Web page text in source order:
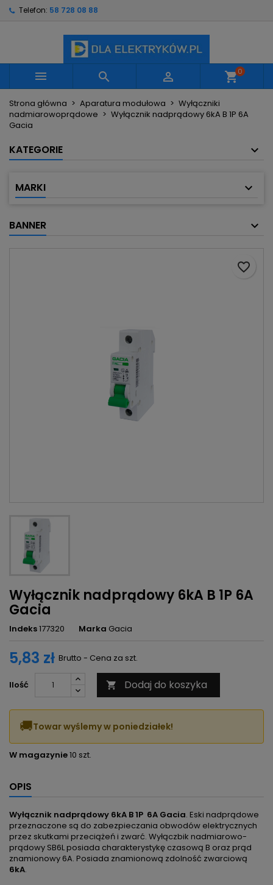
Telefon: 58 728 08 88
   shopping_cart0
Strona główna Aparatura modułowa
Wyłączniki
nadmiarowoprądowe
Wyłącznik nadprądowy 6kA B 1P 6A
Gacia
KATEGORIE
MARKI
BANNER
Wyłącznik nadprądowy 6kA B 1P 6A
Gacia
Indeks177320 Marka Gacia
5,83 zł Brutto - Cena za szt.
Ilość  Dodaj do koszyka
favorite_border
🚚Towar wyślemy w poniedziałek!
W magazynie10 szt.
OPIS
Wyłącznik nadprądowy 6kA B 1P 6A Gacia. Eski nadprądowe
przeznaczone są do zabezpieczania obwodów elektrycznych
przez skutkami przeciążeń i zwarć. Wyłączbik nadmiarowo-
prądowy SB6L posiada charakterystykę czasową B oraz prąd
znamionowy 6A. Posiada znamionową zdolność zwarciową
6kA.
Utwórz nową listę
Nazwa listy życzeń
Anuluj Utwórz listę życzeń
Musisz być zalogowany by zapisać produkty na
swojej liście życzeń.
Anuluj Zaloguj się